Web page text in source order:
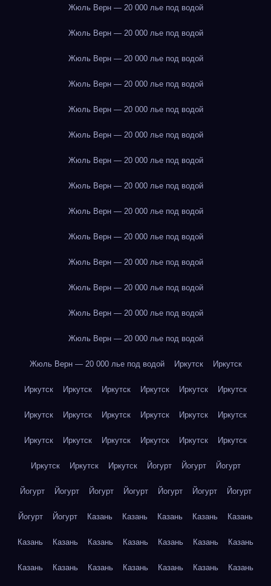
Жюль Верн — 20 000 лье под водой
Жюль Верн — 20 000 лье под водой
Жюль Верн — 20 000 лье под водой
Жюль Верн — 20 000 лье под водой
Жюль Верн — 20 000 лье под водой
Жюль Верн — 20 000 лье под водой
Жюль Верн — 20 000 лье под водой
Жюль Верн — 20 000 лье под водой
Жюль Верн — 20 000 лье под водой
Жюль Верн — 20 000 лье под водой
Жюль Верн — 20 000 лье под водой
Жюль Верн — 20 000 лье под водой
Жюль Верн — 20 000 лье под водой
Жюль Верн — 20 000 лье под водой
Жюль Верн — 20 000 лье под водой Иркутск Иркутск
Иркутск Иркутск Иркутск Иркутск Иркутск Иркутск
Иркутск Иркутск Иркутск Иркутск Иркутск Иркутск
Иркутск Иркутск Иркутск Иркутск Иркутск Иркутск
Иркутск Иркутск Иркутск Йогурт Йогурт Йогурт
Йогурт Йогурт Йогурт Йогурт Йогурт Йогурт Йогурт
Йогурт Йогурт Казань Казань Казань Казань Казань
Казань Казань Казань Казань Казань Казань Казань
Казань Казань Казань Казань Казань Казань Казань